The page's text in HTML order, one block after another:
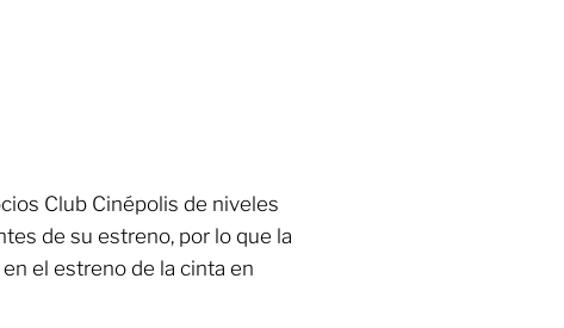
Club Cinépolis de niveles
de su estreno, por lo que la
el estreno de la cinta en